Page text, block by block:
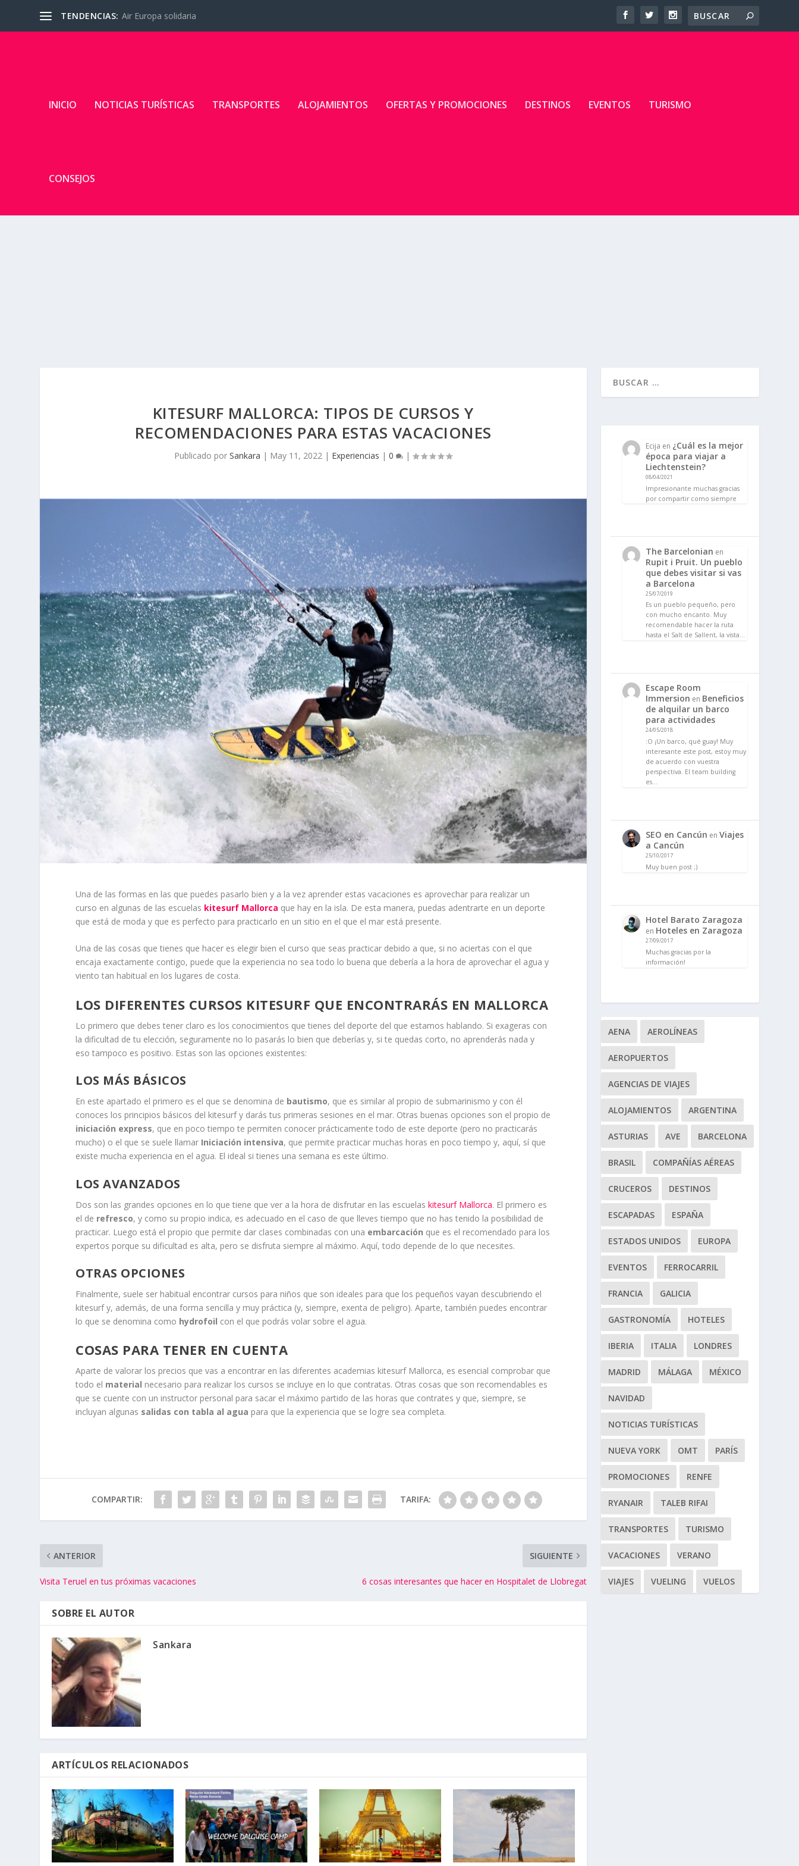
TENDENCIAS: Air Europa solidaria
INICIO NOTICIAS TURÍSTICAS TRANSPORTES ALOJAMIENTOS OFERTAS Y PROMOCIONES DESTINOS EVENTOS TURISMO
CONSEJOS
KITESURF MALLORCA: TIPOS DE CURSOS Y
RECOMENDACIONES PARA ESTAS VACACIONES
Publicado porSankara | May 11, 2022 | Experiencias |0 |
Una de las formas en las que puedes pasarlo bien y a la vez aprender estas vacaciones es aprovechar para realizar un
curso en algunas de las escuelas kitesurf Mallorca que hay en la isla. De esta manera, puedas adentrarte en un deporte
que está de moda y que es perfecto para practicarlo en un sitio en el que el mar está presente.
Una de las cosas que tienes que hacer es elegir bien el curso que seas practicar debido a que, si no aciertas con el que
encaja exactamente contigo, puede que la experiencia no sea todo lo buena que debería a la hora de aprovechar el agua y
viento tan habitual en los lugares de costa.
LOS DIFERENTES CURSOS KITESURF QUE ENCONTRARÁS EN MALLORCA
Lo primero que debes tener claro es los conocimientos que tienes del deporte del que estamos hablando. Si exageras con
la dificultad de tu elección, seguramente no lo pasarás lo bien que deberías y, si te quedas corto, no aprenderás nada y
eso tampoco es positivo. Estas son las opciones existentes:
LOS MÁS BÁSICOS
En este apartado el primero es el que se denomina de bautismo, que es similar al propio de submarinismo y con él
conoces los principios básicos del kitesurf y darás tus primeras sesiones en el mar. Otras buenas opciones son el propio de
iniciación express, que en poco tiempo te permiten conocer prácticamente todo de este deporte (pero no practicarás
mucho) o el que se suele llamar Iniciación intensiva, que permite practicar muchas horas en poco tiempo y, aquí, sí que
existe mucha experiencia en el agua. El ideal si tienes una semana es este último.
LOS AVANZADOS
Dos son las grandes opciones en lo que tiene que ver a la hora de disfrutar en las escuelaskitesurf Mallorca. El primero es
el de refresco, y como su propio indica, es adecuado en el caso de que lleves tiempo que no has tenido la posibilidad de
practicar. Luego está el propio que permite dar clases combinadas con una embarcación que es el recomendado para los
expertos porque su dificultad es alta, pero se disfruta siempre al máximo. Aquí, todo depende de lo que necesites.
OTRAS OPCIONES
Finalmente, suele ser habitual encontrar cursos para niños que son ideales para que los pequeños vayan descubriendo el
kitesurf y, además, de una forma sencilla y muy práctica (y, siempre, exenta de peligro). Aparte, también puedes encontrar
lo que se denomina como hydrofoil con el que podrás volar sobre el agua.
COSAS PARA TENER EN CUENTA
Aparte de valorar los precios que vas a encontrar en las diferentes academias kitesurf Mallorca, es esencial comprobar que
todo el material necesario para realizar los cursos se incluye en lo que contratas. Otras cosas que son recomendables es
que se cuente con un instructor personal para sacar el máximo partido de las horas que contrates y que, siempre, se
incluyan algunas salidas con tabla al agua para que la experiencia que se logre sea completa.
COMPARTIR: TARIFA:
ANTERIOR
Visita Teruel en tus próximas vacaciones
SIGUIENTE
6 cosas interesantes que hacer en Hospitalet de Llobregat
SOBRE EL AUTOR
Sankara
ARTÍCULOS RELACIONADOS
Ecija en ¿Cuál es la mejor
época para viajar a
Liechtenstein?
08/04/2021
Impresionante muchas gracias
por compartir como siempre
The Barcelonian en
Rupit i Pruit. Un pueblo
que debes visitar si vas
a Barcelona
25/07/2019
Es un pueblo pequeño, pero
con mucho encanto. Muy
recomendable hacer la ruta
hasta el Salt de Sallent, la vista…
Escape Room
Immersion en Beneficios
de alquilar un barco
para actividades
24/05/2018
:O ¡Un barco, qué guay! Muy
interesante este post, estoy muy
de acuerdo con vuestra
perspectiva. El team building
es…
SEO en Cancún en Viajes
a Cancún
25/10/2017
Muy buen post ;)
Hotel Barato Zaragoza
en Hoteles en Zaragoza
27/09/2017
Muchas gracias por la
información!
AENA AEROLÍNEAS
AEROPUERTOS
AGENCIAS DE VIAJES
ALOJAMIENTOS ARGENTINA
ASTURIAS AVE BARCELONA
BRASIL COMPAÑÍAS AÉREAS
CRUCEROS DESTINOS
ESCAPADAS ESPAÑA
ESTADOS UNIDOS EUROPA
EVENTOS FERROCARRIL
FRANCIA GALICIA
GASTRONOMÍA HOTELES
IBERIA ITALIA LONDRES
MADRID MÁLAGA MÉXICO
NAVIDAD
NOTICIAS TURÍSTICAS
NUEVA YORK OMT PARÍS
PROMOCIONES RENFE
RYANAIR TALEB RIFAI
TRANSPORTES TURISMO
VACACIONES VERANO
VIAJES VUELING VUELOS